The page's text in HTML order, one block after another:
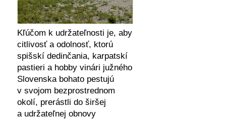
Kľúčom k udržateľnosti je, aby
citlivosť a odolnosť, ktorú
spišskí dedinčania, karpatskí
pastieri a hobby vinári južného
Slovenska bohato pestujú
v svojom bezprostrednom
okolí, prerástli do širšej
a udržateľnej obnovy